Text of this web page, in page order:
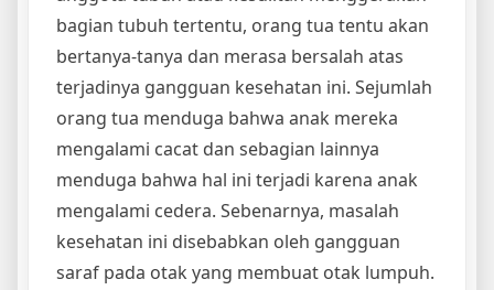
bagian tubuh tertentu, orang tua tentu akan
bertanya-tanya dan merasa bersalah atas
terjadinya gangguan kesehatan ini. Sejumlah
orang tua menduga bahwa anak mereka
mengalami cacat dan sebagian lainnya
menduga bahwa hal ini terjadi karena anak
mengalami cedera. Sebenarnya, masalah
kesehatan ini disebabkan oleh gangguan
saraf pada otak yang membuat otak lumpuh.